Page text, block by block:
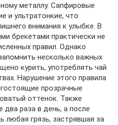
металлу. Сапфировые
и ультратонкие, что
внимания к улыбке. В
брекетами практически не
правил. Однако
несколько важных
курить, употреблять чай
Нарушение этого правила
прозрачные
оттенок. Также
два раза в день, а после
любая грязь, застрявшая за